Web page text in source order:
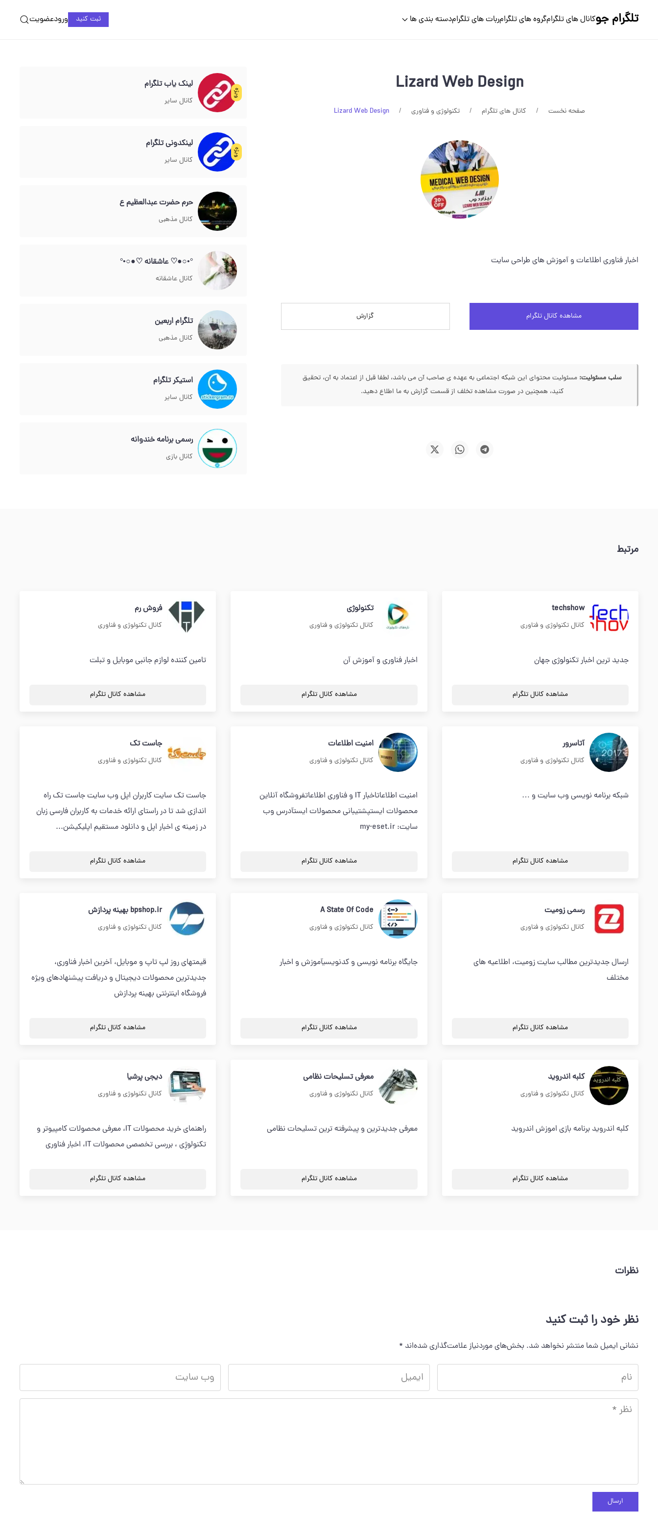
تلگرام جوکانال های تلگرامگروه های تلگرامربات های تلگرامدسته بندی ها ثبت کنید ورودعضویت
Lizard Web Design
صفحه نخست کانال های تلگرام تکنولوژی و فناوری Lizard Web Design
اخبار فناوری اطلاعات و آموزش های طراحی سایت
مشاهده کانال تلگرام گزارش
سلب مسئولیت: مسئولیت محتوای این شبکه اجتماعی به عهده ی صاحب آن می باشد، لطفا قبل از اعتماد به آن، تحقیق
کنید، همچنین در صورت مشاهده تخلف از قسمت گزارش به ما اطلاع دهید.
ویژه
لینک یاب تلگرام
کانال سایر
ویژه
لینکدونی تلگرام
کانال سایر
حرم حضرت عبدالعظيم ع
کانال مذهبی
°•○●♡ عاشقانه ♡●○•°
کانال عاشقانه
تلگرام اربعین
کانال مذهبی
استیکر تلگرام
کانال سایر
رسمی برنامه خندوانه
کانال بازی
مرتبط
techshow
کانال تکنولوژی و فناوری
جدید ترین اخبار تکنولوژی جهان
مشاهده کانال تلگرام
تکنولوژی
کانال تکنولوژی و فناوری
اخبار فناوری و آموزش آن
مشاهده کانال تلگرام
فروش رم
کانال تکنولوژی و فناوری
تامین کننده لوازم جانبی موبایل و تبلت
مشاهده کانال تلگرام
آتاسرور
کانال تکنولوژی و فناوری
شبکه برنامه نویسی وب سایت و …
مشاهده کانال تلگرام
امنیت اطلاعات
کانال تکنولوژی و فناوری
امنیت اطلاعاتاخبار IT و فناوری اطلاعاتفروشگاه آنلاین
محصولات ایستپشتیبانی محصولات ایستآدرس وب
سایت: my-eset.ir
مشاهده کانال تلگرام
جاست تك
کانال تکنولوژی و فناوری
جاست تك سايت كاربران اپل وب سايت جاست تك راه
اندازی شد تا در راستای ارائه خدمات به کاربران فارسی زبان
در زمینه ی اخبار اپل و دانلود مستقیم اپلیکیشن...
مشاهده کانال تلگرام
رسمی زومیت
کانال تکنولوژی و فناوری
ارسال جدیدترین مطالب سایت زومیت، اطلاعیه های
مختلف
مشاهده کانال تلگرام
A State Of Code
کانال تکنولوژی و فناوری
جایگاه برنامه نویسی و کدنویسیآموزش و اخبار
مشاهده کانال تلگرام
bpshop.ir بهینه پردازش
کانال تکنولوژی و فناوری
قیمتهای روز لپ تاپ و موبایل، آخرین اخبار فناوری،
جدیدترین محصولات دیجیتال و دریافت پیشنهادهای ویژه
فروشگاه اینترنتی بهینه پردازش
مشاهده کانال تلگرام
کلبه اندروید
کانال تکنولوژی و فناوری
کلبه اندروید برنامه بازی اموزش اندروید
مشاهده کانال تلگرام
معرفی تسلیحات نظامی
کانال تکنولوژی و فناوری
معرفی جدیدترین و پیشرفته ترین تسلیحات نظامی
مشاهده کانال تلگرام
دیجی پرشیا
کانال تکنولوژی و فناوری
راهنمای خرید محصولات IT، معرفی محصولات کامپیوتر و
تکنولوژِی ، بررسی تخصصی محصولات IT، اخبار فناوری
مشاهده کانال تلگرام
نظرات
نظر خود را ثبت کنید
نشانی ایمیل شما منتشر نخواهد شد. بخش‌های موردنیاز علامت‌گذاری شده‌اند *
ارسال